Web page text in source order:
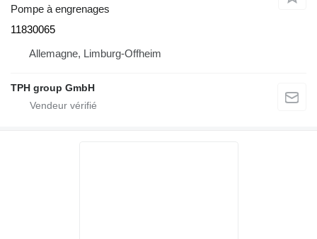
Pompe à engrenages
11830065
Allemagne, Limburg-Offheim
TPH group GmbH